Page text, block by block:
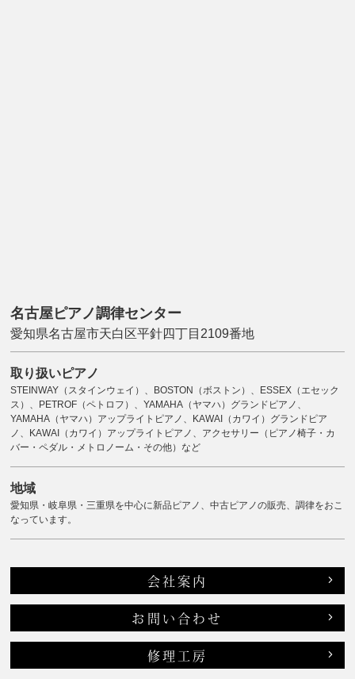
名古屋ピアノ調律センター
愛知県名古屋市天白区平針四丁目2109番地
取り扱いピアノ
STEINWAY（スタインウェイ）、BOSTON（ボストン）、ESSEX（エセック
ス）、PETROF（ペトロフ）、YAMAHA（ヤマハ）グランドピアノ、
YAMAHA（ヤマハ）アップライトピアノ、KAWAI（カワイ）グランドピア
ノ、KAWAI（カワイ）アップライトピアノ、アクセサリー（ピアノ椅子・カ
バー・ペダル・メトロノーム・その他）など
地域
愛知県・岐阜県・三重県を中心に新品ピアノ、中古ピアノの販売、調律をおこ
なっています。
会社案内
お問い合わせ
修理工房